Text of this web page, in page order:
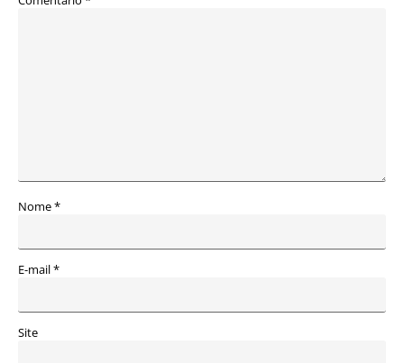
Nome*
E-mail*
Site